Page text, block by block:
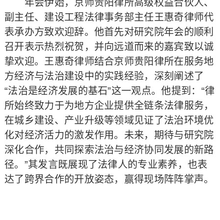
年会伊始，京师贵阳律所高级权益合伙人、
副主任、建设工程法律事务部主任王惠奇律师代
表承办方致欢迎辞。他首先对研究院年会的顺利
召开表示热烈祝贺，并向远道而来的嘉宾致以诚
挚欢迎。王惠奇律师结合京师贵阳律所在服务地
方经济与法治建设中的实践经验，深刻阐述了
“法治是经济发展的基石”这一观点。他提到：“律
所始终致力于为地方企业提供全链条法律服务，
在城乡建设、产业升级等领域见证了法治环境优
化对经济活力的激发作用。未来，期待与研究院
深化合作，共同探索法治与经济协同发展的新路
径。”其发言既展现了法律人的专业素养，也表
达了跨界合作的开放姿态，赢得现场阵阵掌声。